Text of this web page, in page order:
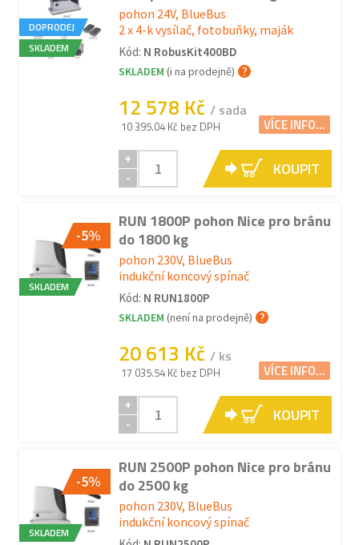
DOPRODEJ
SKLADEM
pohon 24V, BlueBus
2 x 4-k vysílač, fotobuňky, maják
Kód: N RobusKit400BD
SKLADEM (i na prodejně)
12 578 Kč / sada
10 395.04 Kč bez DPH VÍCE INFO...
+
-
KOUPIT
-5%
SKLADEM
RUN 1800P pohon Nice pro bránu
do 1800 kg
pohon 230V, BlueBus
indukční koncový spínač
Kód: N RUN1800P
SKLADEM (není na prodejně)
20 613 Kč / ks
17 035.54 Kč bez DPH VÍCE INFO...
+
-
KOUPIT
-5%
SKLADEM
RUN 2500P pohon Nice pro bránu
do 2500 kg
pohon 230V, BlueBus
indukční koncový spínač